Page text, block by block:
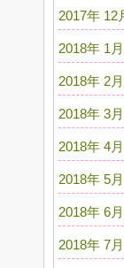
2017年 12
2018年 1月
2018年 2月
2018年 3月
2018年 4月
2018年 5月
2018年 6月
2018年 7月